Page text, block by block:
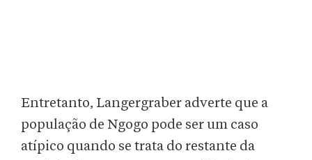
Entretanto, Langergraber adverte que a
população de Ngogo pode ser um caso
atípico quando se trata do restante da